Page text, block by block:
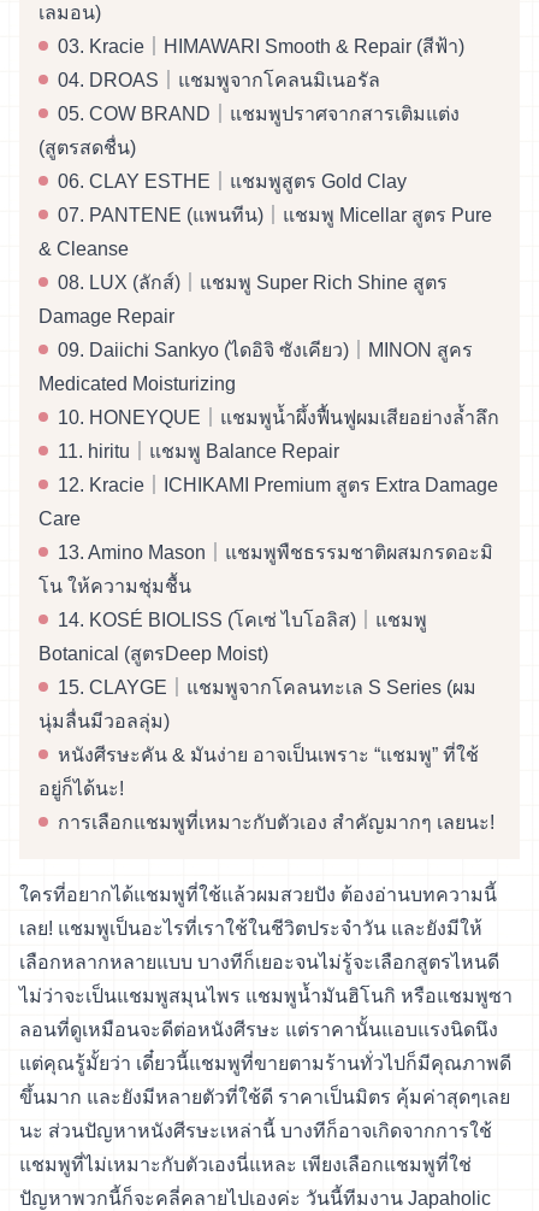
เลมอน)
03. Kracie｜HIMAWARI Smooth & Repair (สีฟ้า)
04. DROAS｜แชมพูจากโคลนมิเนอรัล
05. COW BRAND｜แชมพูปราศจากสารเติมแต่ง
(สูตรสดชื่น)
06. CLAY ESTHE｜แชมพูสูตร Gold Clay
07. PANTENE (แพนทีน)｜แชมพู Micellar สูตร Pure
& Cleanse
08. LUX (ลักส์)｜แชมพู Super Rich Shine สูตร
Damage Repair
09. Daiichi Sankyo (ไดอิจิ ซังเคียว)｜MINON สูคร
Medicated Moisturizing
10. HONEYQUE｜แชมพูน้ำผึ้งฟื้นฟูผมเสียอย่างล้ำลึก
11. hiritu｜แชมพู Balance Repair
12. Kracie｜ICHIKAMI Premium สูตร Extra Damage
Care
13. Amino Mason｜แชมพูพืชธรรมชาติผสมกรดอะมิ
โน ให้ความชุ่มชื้น
14. KOSÉ BIOLISS (โคเซ่ ไบโอลิส)｜แชมพู
Botanical (สูตรDeep Moist)
15. CLAYGE｜แชมพูจากโคลนทะเล S Series (ผม
นุ่มลื่นมีวอลลุ่ม)
หนังศีรษะคัน & มันง่าย อาจเป็นเพราะ “แชมพู” ที่ใช้
อยู่ก็ได้นะ!
การเลือกแชมพูที่เหมาะกับตัวเอง สำคัญมากๆ เลยนะ!
ใครที่อยากได้แชมพูที่ใช้แล้วผมสวยปัง ต้องอ่านบทความนี้
เลย! แชมพูเป็นอะไรที่เราใช้ในชีวิตประจำวัน และยังมีให้
เลือกหลากหลายแบบ บางทีก็เยอะจนไม่รู้จะเลือกสูตรไหนดี
ไม่ว่าจะเป็นแชมพูสมุนไพร แชมพูน้ำมันฮิโนกิ หรือแชมพูซา
ลอนที่ดูเหมือนจะดีต่อหนังศีรษะ แต่ราคานั้นแอบแรงนิดนึง
แต่คุณรู้มั้ยว่า เดี๋ยวนี้แชมพูที่ขายตามร้านทั่วไปก็มีคุณภาพดี
ขึ้นมาก และยังมีหลายตัวที่ใช้ดี ราคาเป็นมิตร คุ้มค่าสุดๆเลย
นะ ส่วนปัญหาหนังศีรษะเหล่านี้ บางทีก็อาจเกิดจากการใช้
แชมพูที่ไม่เหมาะกับตัวเองนี่แหละ เพียงเลือกแชมพูที่ใช่
ปัญหาพวกนี้ก็จะคลี่คลายไปเองค่ะ วันนี้ทีมงาน Japaholic